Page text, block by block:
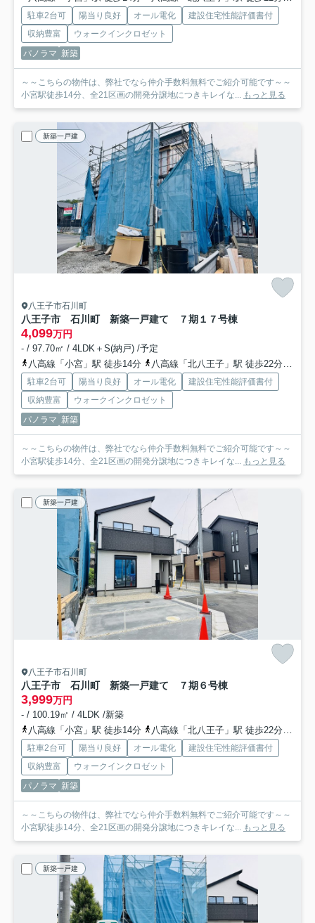
駐車2台可 陽当り良好 オール電化
建設住宅性能評価書付
収納豊富
ウォークインクロゼット
パノラマ 新築
～～こちらの物件は、弊社でなら仲介手数料無料でご紹介可能です～～
小宮駅徒歩14分、全21区画の開発分譲地につきキレイな...
もっと見る
新築一戸建
八王子市石川町
八王子市 石川町 新築一戸建て ７期 １７号棟
4,099万円
- / 97.70㎡ / 4LDK＋S(納戸) /予定
八高線「小宮」駅 徒歩14分
八高線「北八王子」駅 徒歩22分
駐車2台可 陽当り良好 オール電化
建設住宅性能評価書付
収納豊富
ウォークインクロゼット
パノラマ 新築
～～こちらの物件は、弊社でなら仲介手数料無料でご紹介可能です～～
小宮駅徒歩14分、全21区画の開発分譲地につきキレイな...
もっと見る
新築一戸建
八王子市石川町
八王子市 石川町 新築一戸建て ７期 ６号棟
3,999万円
- / 100.19㎡ / 4LDK /新築
八高線「小宮」駅 徒歩14分
八高線「北八王子」駅 徒歩22分
駐車2台可 陽当り良好 オール電化
建設住宅性能評価書付
収納豊富
ウォークインクロゼット
パノラマ 新築
～～こちらの物件は、弊社でなら仲介手数料無料でご紹介可能です～～
小宮駅徒歩14分、全21区画の開発分譲地につきキレイな...
もっと見る
新築一戸建